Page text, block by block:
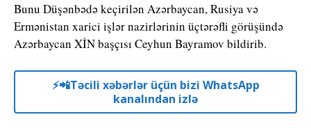
Bunu Düşənbədə keçirilən Azərbaycan, Rusiya və
Ermənistan xarici işlər nazirlərinin üçtərəfli görüşündə
Azərbaycan XİN başçısı Ceyhun Bayramov bildirib.
⚡️📲Təcili xəbərlər üçün bizi WhatsApp
kanalından izlə